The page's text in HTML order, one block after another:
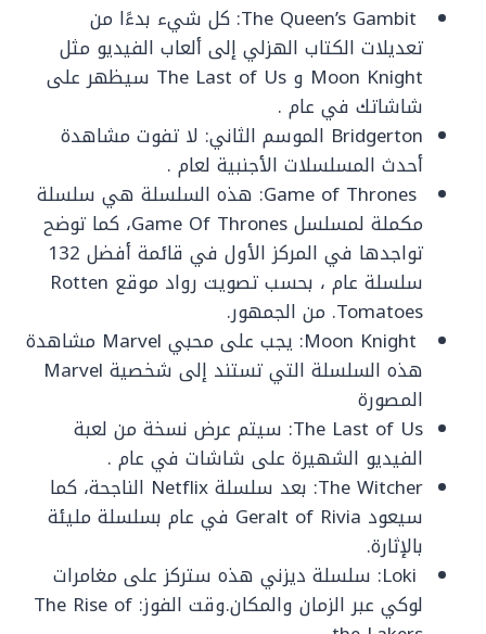
The Queen’s Gambit: كل شيء بدءًا من
تعديلات الكتاب الهزلي إلى ألعاب الفيديو مثل
Moon Knight و The Last of Us سيظهر على
شاشاتك في عام .
Bridgerton الموسم الثاني: لا تفوت مشاهدة
أحدث المسلسلات الأجنبية لعام .
Game of Thrones: هذه السلسلة هي سلسلة
مكملة لمسلسل Game Of Thrones، كما توضح
تواجدها في المركز الأول في قائمة أفضل 132
سلسلة عام ، بحسب تصويت رواد موقع Rotten
Tomatoes. من الجمهور.
Moon Knight: يجب على محبي Marvel مشاهدة
هذه السلسلة التي تستند إلى شخصية Marvel
المصورة
The Last of Us: سيتم عرض نسخة من لعبة
الفيديو الشهيرة على شاشات في عام .
The Witcher: بعد سلسلة Netflix الناجحة، كما
سيعود Geralt of Rivia في عام بسلسلة مليئة
بالإثارة.
Loki: سلسلة ديزني هذه ستركز على مغامرات
لوكي عبر الزمان والمكان.وقت الفوز: The Rise of